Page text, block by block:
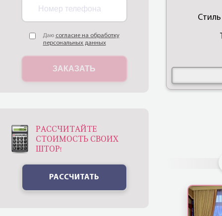
Даю согласие на обработку
персональных данных
ЗАКАЗАТЬ
РАССЧИТАЙТЕ
СТОИМОСТЬ СВОИХ
ШТОР!
РАССЧИТАТЬ